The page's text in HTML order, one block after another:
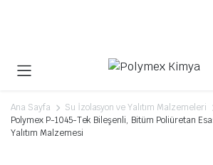
Ana Sayfa
Su İzolasyon ve Yalıtım Malzemeleri
Polymex P-1045-Tek Bileşenli, Bitüm Poliüretan
Yalıtım Malzemesi